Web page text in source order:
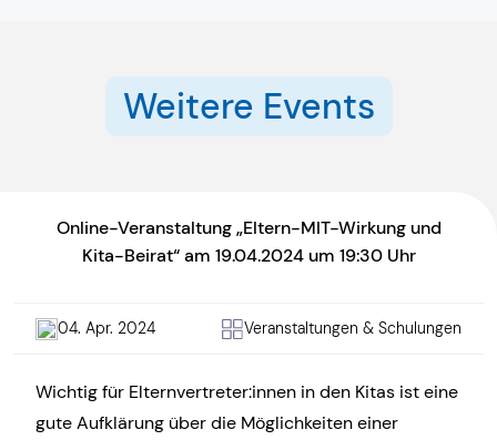
Weitere Events
Online-Veranstaltung „Eltern-MIT-Wirkung und
Kita-Beirat“ am 19.04.2024 um 19:30 Uhr
04. Apr. 2024 Veranstaltungen & Schulungen
Wichtig für Elternvertreter:innen in den Kitas ist eine
gute Aufklärung über die Möglichkeiten einer